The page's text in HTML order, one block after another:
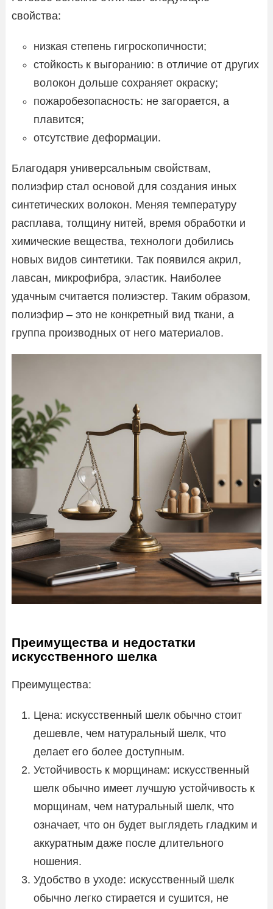
свойства:
низкая степень гигроскопичности;
стойкость к выгоранию: в отличие от других
волокон дольше сохраняет окраску;
пожаробезопасность: не загорается, а
плавится;
отсутствие деформации.
Благодаря универсальным свойствам,
полиэфир стал основой для создания иных
синтетических волокон. Меняя температуру
расплава, толщину нитей, время обработки и
химические вещества, технологи добились
новых видов синтетики. Так появился акрил,
лавсан, микрофибра, эластик. Наиболее
удачным считается полиэстер. Таким образом,
полиэфир – это не конкретный вид ткани, а
группа производных от него материалов.
Преимущества и недостатки
искусственного шелка
Преимущества:
Цена: искусственный шелк обычно стоит
дешевле, чем натуральный шелк, что
делает его более доступным.
Устойчивость к морщинам: искусственный
шелк обычно имеет лучшую устойчивость к
морщинам, чем натуральный шелк, что
означает, что он будет выглядеть гладким и
аккуратным даже после длительного
ношения.
Удобство в уходе: искусственный шелк
обычно легко стирается и сушится, не